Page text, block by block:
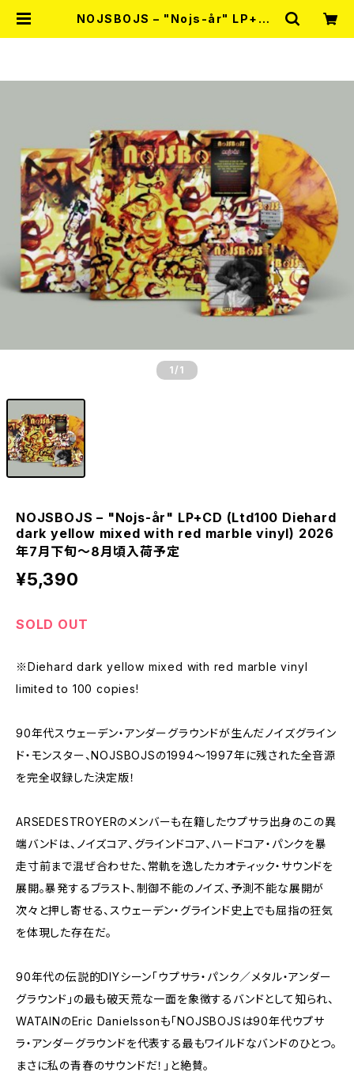
NOJSBOJS – "Nojs-år" LP+CD
1 /1
NOJSBOJS – "Nojs-år" LP+CD (Ltd100 Diehard
dark yellow mixed with red marble vinyl) 2026
年7月下旬～8月頃入荷予定
¥5,390
SOLD OUT
※Diehard dark yellow mixed with red marble vinyl
limited to 100 copies!
90年代スウェーデン・アンダーグラウンドが生んだノイズグライン
ド・モンスター、NOJSBOJSの1994〜1997年に残された全音源
を完全収録した決定版！
ARSEDESTROYERのメンバーも在籍したウプサラ出身のこの異
端バンドは、ノイズコア、グラインドコア、ハードコア・パンクを暴
走寸前まで混ぜ合わせた、常軌を逸したカオティック・サウンドを
展開。暴発するブラスト、制御不能のノイズ、予測不能な展開が
次々と押し寄せる、スウェーデン・グラインド史上でも屈指の狂気
を体現した存在だ。
90年代の伝説的DIYシーン「ウプサラ・パンク／メタル・アンダー
グラウンド」の最も破天荒な一面を象徴するバンドとして知られ、
WATAINのEric Danielssonも「NOJSBOJSは90年代ウプサ
ラ・アンダーグラウンドを代表する最もワイルドなバンドのひとつ。
まさに私の青春のサウンドだ！」と絶賛。